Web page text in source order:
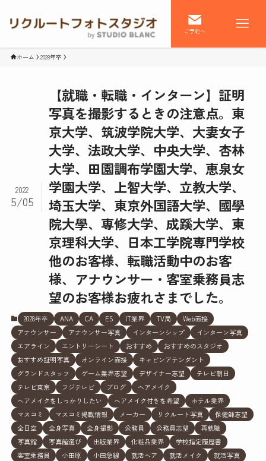
ご予約へ
ホーム 2028年卒
【就職・転職・インターン】証明
写真を撮影するときの注意点。東
京大学、筑波学院大学、大妻女子
大学、法政大学、中央大学、杏林
大学、田園調布学園大学、恵泉女
学園大学、上智大学、立教大学、
埼玉大学、東京外国語大学、國學
院大學、専修大学、成蹊大学、東
京理科大学、日本工学院専門学校
他のお客様、転職活動中のお客
様、アナウンサー・客室乗務員志
望のお客様お疲れさまでした。
2022
5/05
2028年卒 ANA CA ES IT業界 TV局
Web面接
アナウンサー
アナウンサー写真 インターンシップ
インターン写真
エアライン
エントリーシート おすすめ
おすすめのスタジオ
おすすめ証明写真
オンライン面接
キャビンアテンダント
グランドスタッフ
ゲーム業界志望 デザイナー志望
テレビ朝日
テレビ東京
フジテレビ ブログ
ヘアメイク
ヘアメイクをしっかりしたい
ヘアメイク付きを希望
ホテル業界
マスコミ
マスコミ掲載情報 メーカー リクルート写真
保健師志望
全日空
全身写真 全身撮影 公務員 公務員志望
再就職
写真館
写真館選び 出版業界 化粧品業界
学校指定履歴書
客室乗務員
小田原 小田急線 就活ヘア 就活メイク
就活写真